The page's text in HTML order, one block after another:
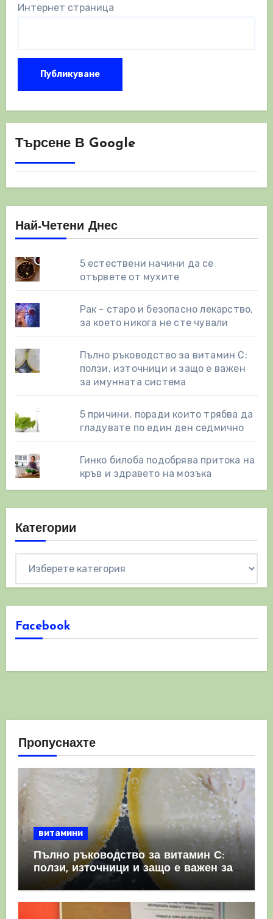
Интернет страница
Търсене В Google
Най-Четени Днес
5 естествени начини да се
отървете от мухите
Рак - старо и безопасно лекарство,
за което никога не сте чували
Пълно ръководство за витамин С:
ползи, източници и защо е важен
за имунната система
5 причини, поради които трябва да
гладувате по един ден седмично
Гинко билоба подобрява притока на
кръв и здравето на мозъка
Категории
Facebook
Пропуснахте
витамини
Пълно ръководство за витамин С:
ползи, източници и защо е важен за
имунната система